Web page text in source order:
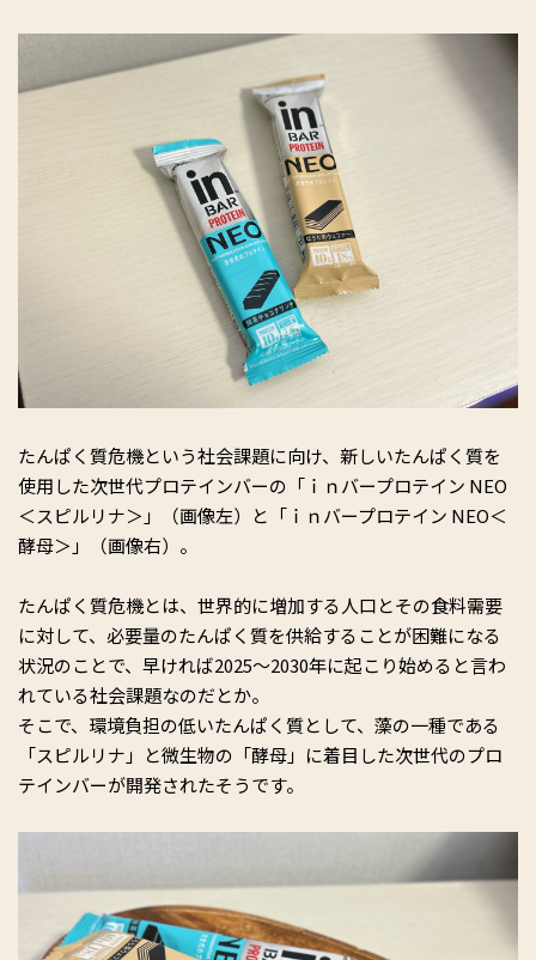
たんぱく質危機という社会課題に向け、新しいたんぱく質を
使用した次世代プロテインバーの「ｉｎバープロテイン NEO
＜スピルリナ＞」（画像左）と「ｉｎバープロテイン NEO＜
酵母＞」（画像右）。
たんぱく質危機とは、世界的に増加する人口とその食料需要
に対して、必要量のたんぱく質を供給することが困難になる
状況のことで、早ければ2025～2030年に起こり始めると言わ
れている社会課題なのだとか。
そこで、環境負担の低いたんぱく質として、藻の一種である
「スピルリナ」と微生物の「酵母」に着目した次世代のプロ
テインバーが開発されたそうです。